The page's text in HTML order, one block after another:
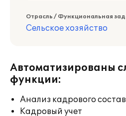
Отрасль / Функциональная
Сельское хозяйство
Автоматизированы
функции:
Анализ кадрового
Кадровый учет